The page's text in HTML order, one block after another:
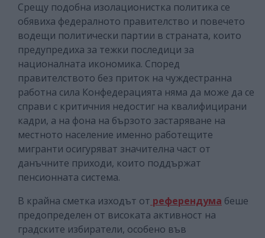
Срещу подобна изолационистка политика се
обявиха федералното правителство и повечето
водещи политически партии в страната, които
предупредиха за тежки последици за
националната икономика. Според
правителството без приток на чуждестранна
работна сила Конфедерацията няма да може да се
справи с критичния недостиг на квалифицирани
кадри, а на фона на бързото застаряване на
местното население именно работещите
мигранти осигуряват значителна част от
данъчните приходи, които поддържат
пенсионната система.
В крайна сметка изходът от референдума беше
предопределен от високата активност на
градските избиратели, особено във